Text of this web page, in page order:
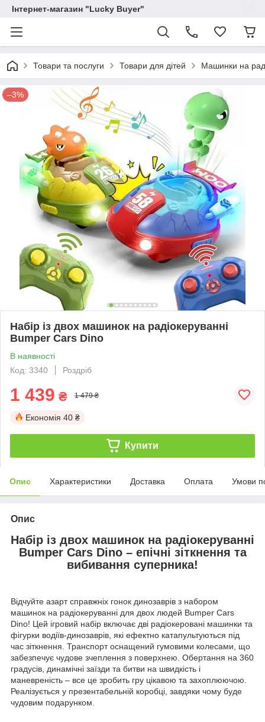
Інтернет-магазин "Lucky Buyer"
Товари та послуги Товари для дітей Машинки на
–3%
Набір із двох машинок на радіокеруванні
Bumper Cars Dino
В наявності
Код: 3340
Роздріб
1 439 ₴ 1 479 ₴
Економія 40 ₴
Купити
Опис Характеристики Доставка Оплата Умови
Опис
Набір із двох машинок на радіокеруванні
Bumper Cars Dino – епічні зіткнення та
вибивання суперника!
Відчуйте азарт справжніх гонок динозаврів з набором
машинок на радіокеруванні для двох людей Bumper Cars
Dino! Цей ігровий набір включає дві радіокеровані машинки та
фігурки водіїв-динозаврів, які ефектно катапультуються під
час зіткнення. Транспорт оснащений гумовими колесами, що
забезпечує чудове зчеплення з поверхнею. Обертання на 360
градусів, динамічні заїзди та битви на швидкість і
маневреність – все це зробить гру цікавою та захоплюючою.
Реалізується у презентабельній коробці, завдяки чому буде
чудовим подарунком.